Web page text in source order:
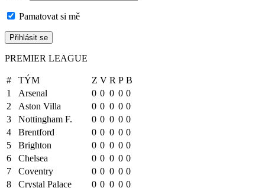
Pamatovat si mě
PREMIER LEAGUE
# TÝM Z V R P B
1
Arsenal 0 0 0 0 0
2
Aston Villa 0 0 0 0 0
3
Nottingham F. 0 0 0 0 0
4
Brentford 0 0 0 0 0
5
Brighton 0 0 0 0 0
6
Chelsea 0 0 0 0 0
7
Coventry 0 0 0 0 0
8
Crystal Palace 0 0 0 0 0